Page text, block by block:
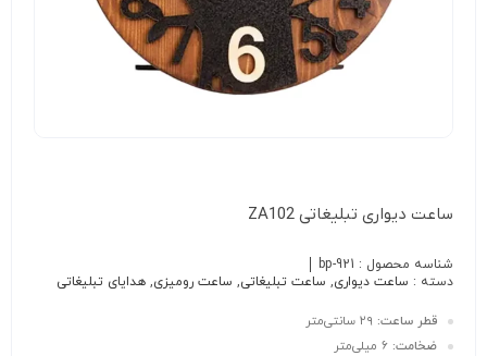
ساعت دیواری تبلیغاتی ZA102
شناسه محصول : bp-921
دسته : ساعت دیواری, ساعت تبلیغاتی, ساعت رومیزی, هدایای تبلیغاتی
قطر ساعت:
ضخامت: